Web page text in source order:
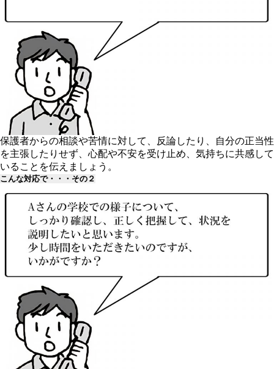
保護者からの相談や苦情に対して、反論したり、自分の正当性
を主張したりせず、心配や不安を受け止め、気持ちに共感して
いることを伝えましょう。
こんな対応で・・・その２